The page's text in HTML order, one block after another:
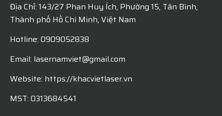
Địa Chỉ: 143/27 Phan Huy Ích, Phường 15, Tân Bình,
Thành phố Hồ Chí Minh, Việt Nam
Hotline: 0909052838
Email: lasernamviet@gmail.com
Website: https://khacvietlaser.vn
MST: 0313684541